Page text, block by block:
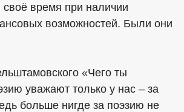
своё время при наличии
возможностей. Были они
«Чего ты
уважают только у нас – за
больше нигде за поэзию не